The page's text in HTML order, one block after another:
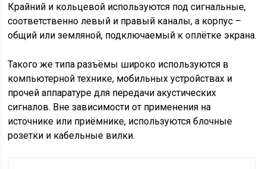
Крайний и кольцевой используются под сигнальные,
соответственно левый и правый каналы, а корпус –
общий или земляной, подключаемый к оплётке экрана.
Такого же типа разъёмы широко используются в
компьютерной технике, мобильных устройствах и
прочей аппаратуре для передачи акустических
сигналов. Вне зависимости от применения на
источнике или приёмнике, используются блочные
розетки и кабельные вилки.